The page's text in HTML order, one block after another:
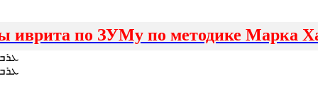
иврита по ЗУМу по методике Марка